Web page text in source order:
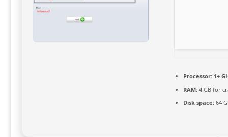
Processor:1+
RAM:4 GB for
Disk space:64